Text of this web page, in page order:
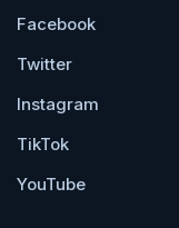
Facebook
Twitter
Instagram
TikTok
YouTube